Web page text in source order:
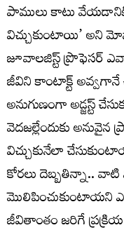
పాములు కాటు
విచ్చుకుంటాయి’ అని
జూవాలజిస్ట్‌ ప్రొఫెసర్‌
జీవిని కాంటాక్ట్‌
అనుగుణంగా అడ్జస్ట్‌
వెదజల్లేందుకు అనువైన
విచ్చుకునేలా
కోరలు దెబ్బతిన్నా.. వాటి
మొలిపించుకుంటాయని
జీవితాంతం జరిగే